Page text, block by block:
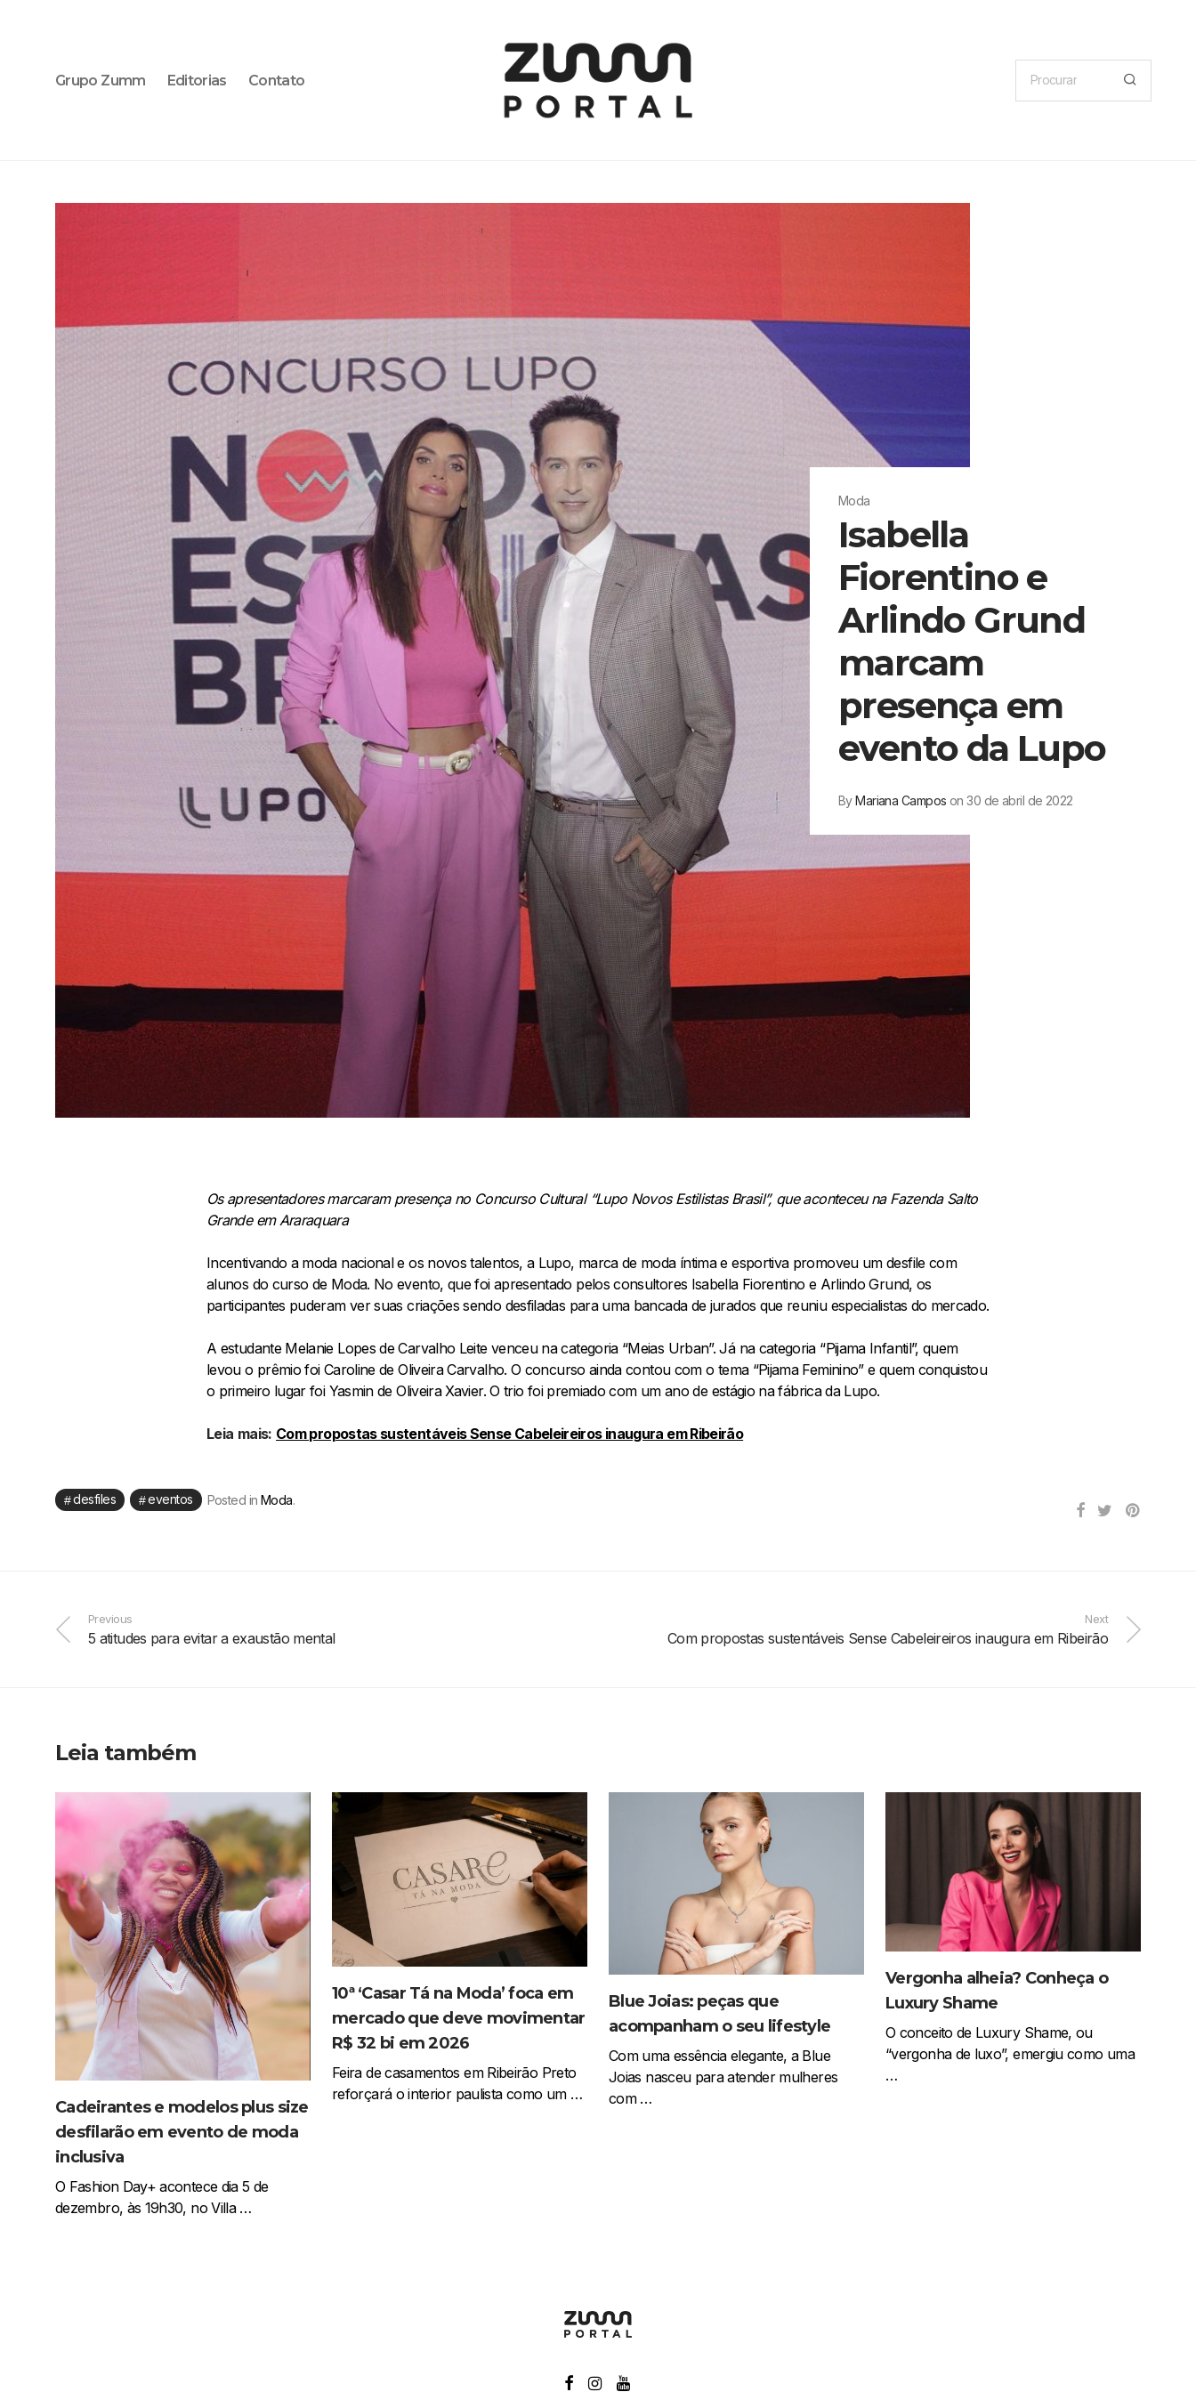
Grupo Zumm Editorias Contato
Moda
Isabella
Fiorentino e
Arlindo Grund
marcam
presença em
evento da Lupo
By Mariana Campos on 30 de abril de 2022
Os apresentadores marcaram presença no Concurso Cultural “Lupo Novos Estilistas Brasil”, que aconteceu na Fazenda Salto
Grande em Araraquara
Incentivando a moda nacional e os novos talentos, a Lupo, marca de moda íntima e esportiva promoveu um desfile com
alunos do curso de Moda. No evento, que foi apresentado pelos consultores Isabella Fiorentino e Arlindo Grund, os
participantes puderam ver suas criações sendo desfiladas para uma bancada de jurados que reuniu especialistas do mercado.
A estudante Melanie Lopes de Carvalho Leite venceu na categoria “Meias Urban”. Já na categoria “Pijama Infantil”, quem
levou o prêmio foi Caroline de Oliveira Carvalho. O concurso ainda contou com o tema “Pijama Feminino” e quem conquistou
o primeiro lugar foi Yasmin de Oliveira Xavier. O trio foi premiado com um ano de estágio na fábrica da Lupo.
Leia mais: Com propostas sustentáveis Sense Cabeleireiros inaugura em Ribeirão
desfiles eventos Posted in Moda.
Previous
5 atitudes para evitar a exaustão mental
Next
Com propostas sustentáveis Sense Cabeleireiros inaugura em Ribeirão
Leia também
Cadeirantes e modelos plus size
desfilarão em evento de moda
inclusiva
O Fashion Day+ acontece dia 5 de
dezembro, às 19h30, no Villa …
10ª ‘Casar Tá na Moda’ foca em
mercado que deve movimentar
R$ 32 bi em 2026
Feira de casamentos em Ribeirão Preto
reforçará o interior paulista como um …
Blue Joias: peças que
acompanham o seu lifestyle
Com uma essência elegante, a Blue
Joias nasceu para atender mulheres
com …
Vergonha alheia? Conheça o
Luxury Shame
O conceito de Luxury Shame, ou
“vergonha de luxo”, emergiu como uma
…